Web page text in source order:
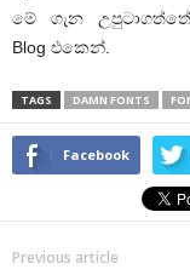
මේ ගැන
Blog එකෙන්.
TAGS DAMN FONTS
Facebook
Previous article